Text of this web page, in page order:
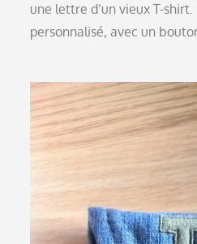
une lettre d’un vieux T-
personnalisé, avec un